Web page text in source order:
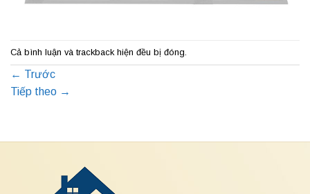
Cả bình luận và trackback hiện đều bị đóng.
← Trước
Tiếp theo →